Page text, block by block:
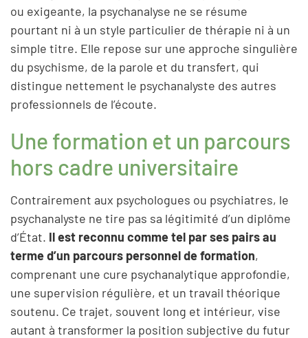
ou exigeante, la psychanalyse ne se résume
pourtant ni à un style particulier de thérapie ni à un
simple titre. Elle repose sur une approche singulière
du psychisme, de la parole et du transfert, qui
distingue nettement le psychanalyste des autres
professionnels de l’écoute.
Une formation et un parcours
hors cadre universitaire
Contrairement aux psychologues ou psychiatres, le
psychanalyste ne tire pas sa légitimité d’un diplôme
d’État. Il est reconnu comme tel par ses pairs au
terme d’un parcours personnel de formation,
comprenant une cure psychanalytique approfondie,
une supervision régulière, et un travail théorique
soutenu. Ce trajet, souvent long et intérieur, vise
autant à transformer la position subjective du futur